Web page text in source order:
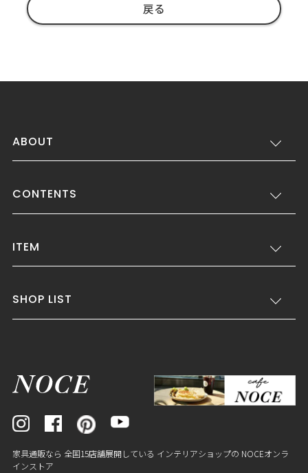
戻る
ABOUT
CONTENTS
ITEM
SHOP LIST
家具通販なら 全国15店舗展開している インテリアショップの NOCEオンラ
インストア